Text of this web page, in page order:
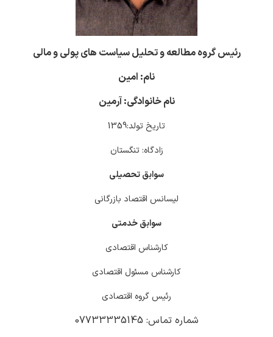
رئیس گروه مطالعه و تحلیل سیاست های پولی و مالی
نام: امین
نام خانوادگی: آرمین
تاریخ تولد:1359
زادگاه: تنگستان
سوابق تحصیلی
لیسانس اقتصاد بازرگانی
سوابق خدمتی
کارشناس اقتصادی
کارشناس مسئول اقتصادی
رئیس گروه اقتصادی
شماره تماس: 07733335145